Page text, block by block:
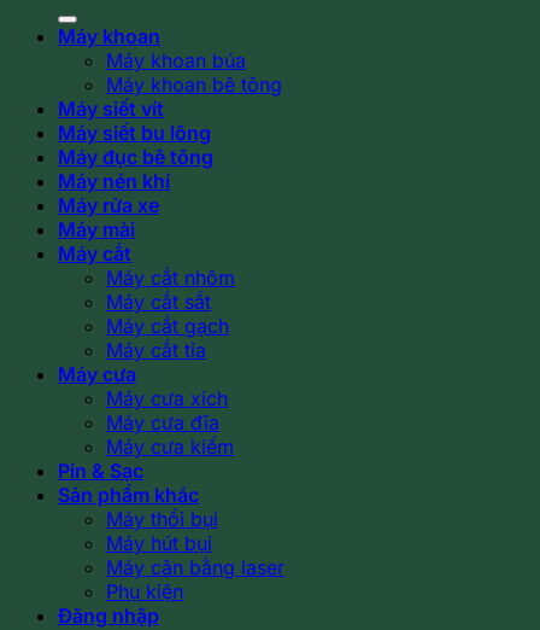
Máy khoan
Máy khoan búa
Máy khoan bê tông
Máy siết vít
Máy siết bu lông
Máy đục bê tông
Máy nén khí
Máy rửa xe
Máy mài
Máy cắt
Máy cắt nhôm
Máy cắt sắt
Máy cắt gạch
Máy cắt tỉa
Máy cưa
Máy cưa xích
Máy cưa đĩa
Máy cưa kiếm
Pin & Sạc
Sản phẩm khác
Máy thổi bụi
Máy hút bụi
Máy cân bằng laser
Phụ kiện
Đăng nhập